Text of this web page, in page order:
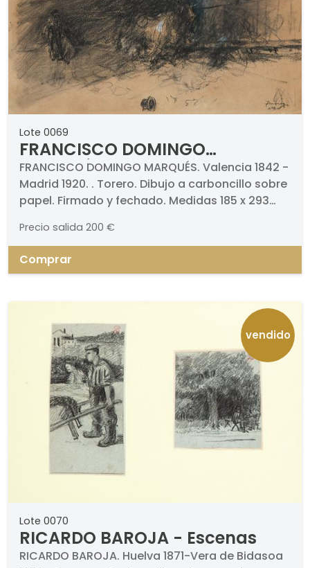
Lote 0069
FRANCISCO DOMINGO
MARQUÉS - Torero
FRANCISCO DOMINGO MARQUÉS. Valencia 1842 -
Madrid 1920. . Torero. Dibujo a carboncillo sobre
papel. Firmado y fechado. Medidas 185 x 293
Precio salida 200 €
Comprar
vendido
Lote 0070
RICARDO BAROJA - Escenas
RICARDO BAROJA. Huelva 1871-Vera de Bidasoa